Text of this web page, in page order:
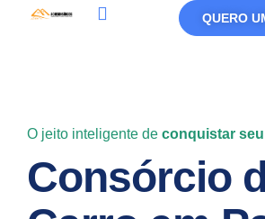
QUERO
O jeito inteligente de conquistar
Consórcio